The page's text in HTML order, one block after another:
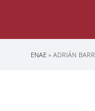
Sobrescribir
ENAE ADRIÁN